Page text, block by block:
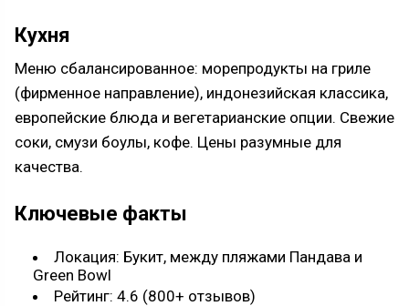
Кухня
Меню сбалансированное: морепродукты на гриле
(фирменное направление), индонезийская классика,
европейские блюда и вегетарианские опции. Свежие
соки, смузи боулы, кофе. Цены разумные для
качества.
Ключевые факты
Локация: Букит, между пляжами Пандава и
Green Bowl
Рейтинг: 4.6 (800+ отзывов)